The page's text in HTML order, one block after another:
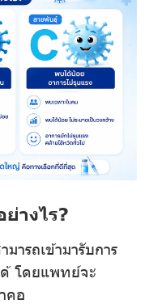
างไร?
ารถเข้ามารับการ
โดยแพทย์จะ
คอ